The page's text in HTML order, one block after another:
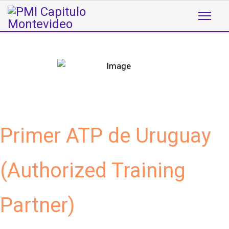
Primer ATP de Uruguay
(Authorized Training
Partner)